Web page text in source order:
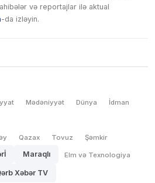
və reportajlar ilə aktual
-da izləyin.
Mədəniyyət Dünya İdman
Qazax Tovuz Şəmkir
Maraqlı Elm və Texnologiya
Xəbər TV